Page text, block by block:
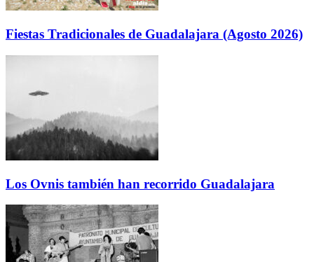
Fiestas Tradicionales de Guadalajara (Agosto 2026)
Los Ovnis también han recorrido Guadalajara